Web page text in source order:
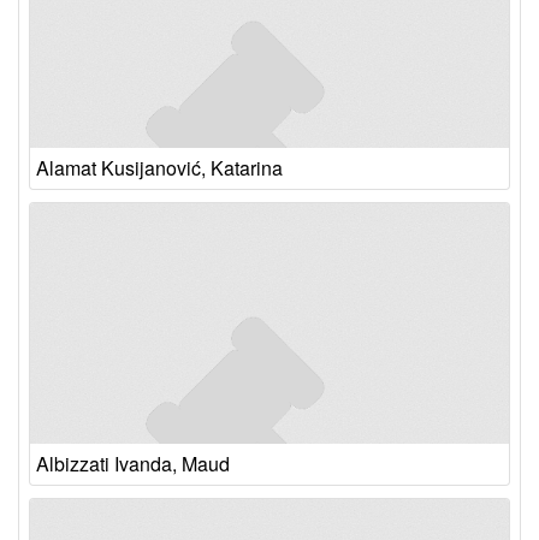
Alamat Kusijanović, Katarina
Albizzati Ivanda, Maud